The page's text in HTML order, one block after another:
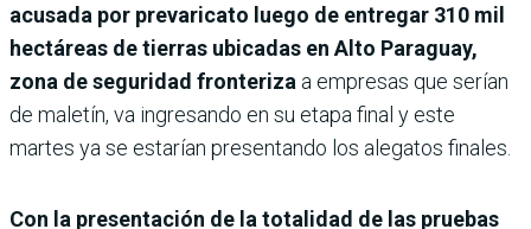
acusada por prevaricato luego de entregar 310 mil
hectáreas de tierras ubicadas en Alto Paraguay,
zona de seguridad fronteriza a empresas que serían
de maletín, va ingresando en su etapa final y este
martes ya se estarían presentando los alegatos finales.
Con la presentación de la totalidad de las pruebas